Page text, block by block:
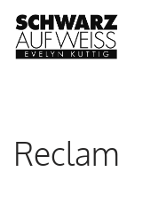
Zum
Reclam